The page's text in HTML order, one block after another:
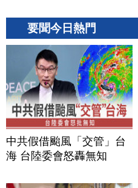
要聞今日熱門
中共假借颱風「交管」台
海 台陸委會怒轟無知